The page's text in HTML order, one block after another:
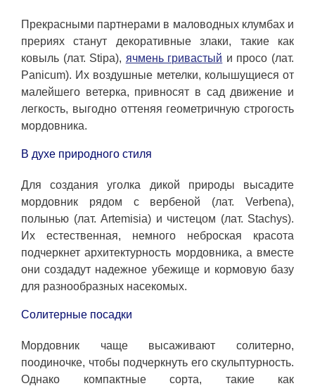
Прекрасными партнерами в маловодных клумбах и
прериях станут декоративные злаки, такие как
ковыль (лат. Stipa), ячмень гривастый и просо (лат.
Panicum). Их воздушные метелки, колышущиеся от
малейшего ветерка, привносят в сад движение и
легкость, выгодно оттеняя геометричную строгость
мордовника.
В духе природного стиля
Для создания уголка дикой природы высадите
мордовник рядом с вербеной (лат. Verbena),
полынью (лат. Artemisia) и чистецом (лат. Stachys).
Их естественная, немного неброская красота
подчеркнет архитектурность мордовника, а вместе
они создадут надежное убежище и кормовую базу
для разнообразных насекомых.
Солитерные посадки
Мордовник чаще высаживают солитерно,
поодиночке, чтобы подчеркнуть его скульптурность.
Однако компактные сорта, такие как